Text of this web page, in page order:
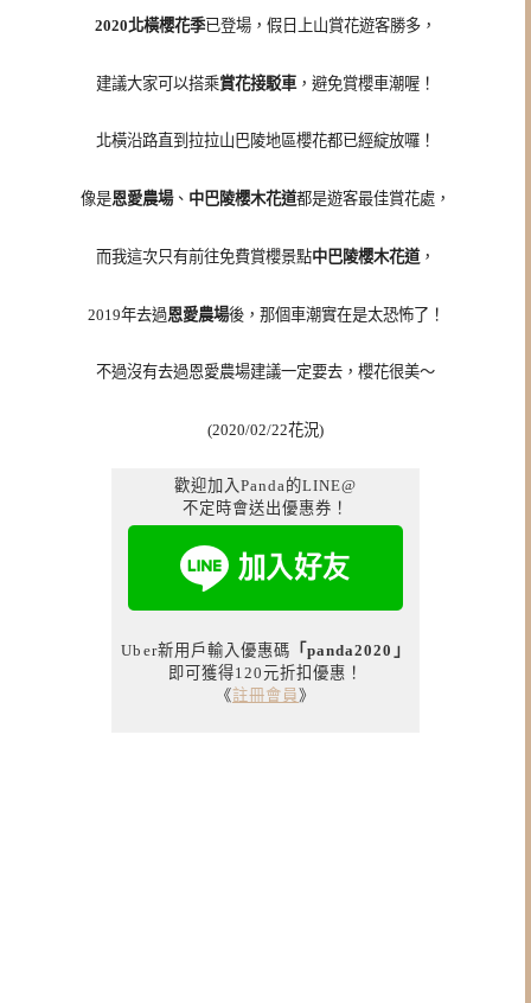
2020北橫櫻花季已登場，假日上山賞花遊客勝多，
建議大家可以搭乘賞花接駁車 ，避免賞櫻車潮喔！
北橫沿路直到拉拉山巴陵地區櫻花都已經綻放囉！
像是恩愛農場、 中巴陵櫻木花道都是遊客最佳賞花處，
而我這次只有前往免費賞櫻景點中巴陵櫻木花道，
2019年去過恩愛農場後，那個車潮實在是太恐怖了！
不過沒有去過恩愛農場建議一定要去，櫻花很美～
(2020/02/22花況)
歡迎加入Panda的LINE@
不定時會送出優惠券！
Uber新用戶輸入優惠碼 「panda2020」
即可獲得120元折扣優惠！
《註冊會員》